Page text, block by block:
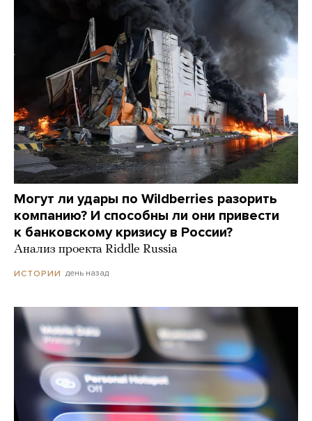
Могут ли удары по Wildberries разорить
компанию? И способны ли они привести
к банковскому кризису в России?
Анализ проекта Riddle Russia
ИСТОРИИ день назад